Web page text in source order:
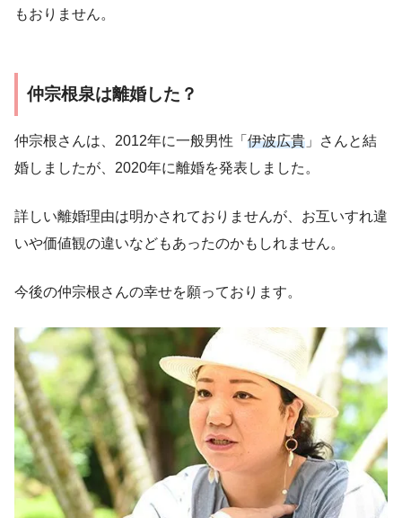
もおりません。
仲宗根泉は離婚した？
仲宗根さんは、2012年に一般男性「 伊波広貴 」さんと結
婚しましたが、2020年に離婚を発表しました。
詳しい離婚理由は明かされておりませんが、お互いすれ違
いや価値観の違いなどもあったのかもしれません。
今後の仲宗根さんの幸せを願っております。